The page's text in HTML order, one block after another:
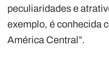
peculiaridades e
exemplo, é conhecida
América Central”.